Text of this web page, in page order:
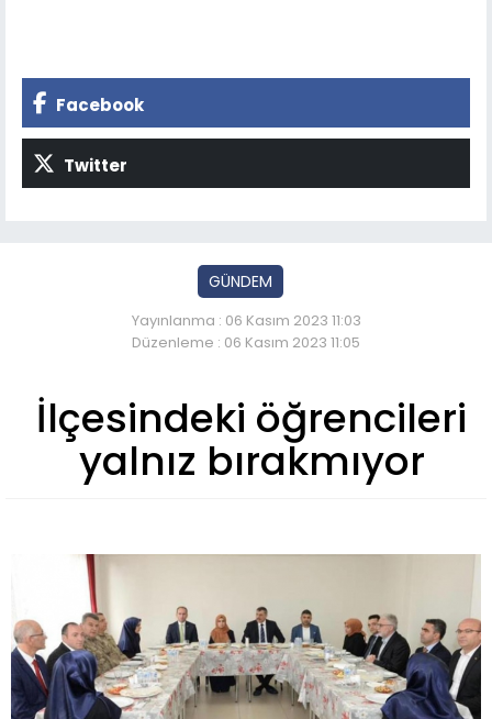
Facebook
Twitter
GÜNDEM
Yayınlanma : 06 Kasım 2023 11:03
Düzenleme : 06 Kasım 2023 11:05
İlçesindeki öğrencileri
yalnız bırakmıyor